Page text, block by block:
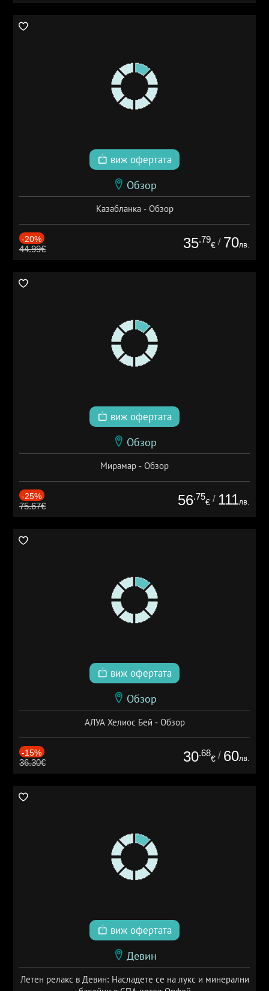
виж офертата
Обзор
Казабланка - Обзор
-20%
44.99€ 35.79
€ / 70лв.
виж офертата
Обзор
Мирамар - Обзор
-25%
75.67€ 56.75
€ / 111лв.
виж офертата
Обзор
АЛУА Хелиос Бей - Обзор
-15%
36.30€ 30.68
€ / 60лв.
виж офертата
Девин
Летен релакс в Девин: Насладете се на лукс и минерални